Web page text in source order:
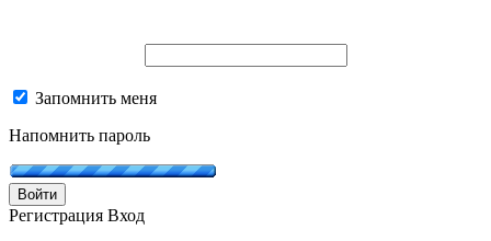
Запомнить меня
Напомнить пароль
Войти
Регистрация Вход